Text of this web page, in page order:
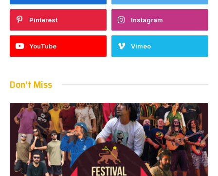
Pinterest Instagram
YouTube Vimeo
Don't Miss